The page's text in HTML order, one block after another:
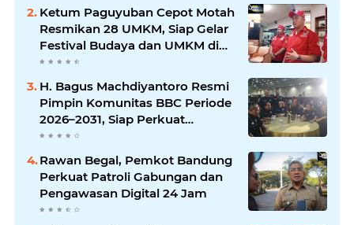
Ketum Paguyuban Cepot Motah
Resmikan 28 UMKM, Siap Gelar
Festival Budaya dan UMKM di
Jalan Braga
H. Bagus Machdiyantoro Resmi
Pimpin Komunitas BBC Periode
2026–2031, Siap Perkuat
Solidaritas dan Hadirkan
Program Nyata untuk
Masyarakat
Rawan Begal, Pemkot Bandung
Perkuat Patroli Gabungan dan
Pengawasan Digital 24 Jam